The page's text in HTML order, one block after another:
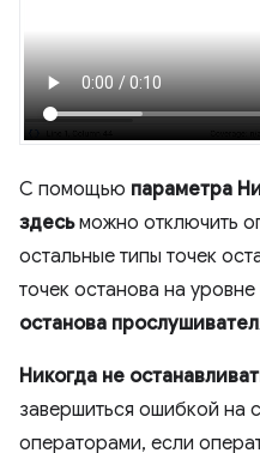
С помощью параметра
здесьможно отключить
остальные типы точек
точек останова на
останова
Никогда не
завершиться ошибкой на
операторами, если